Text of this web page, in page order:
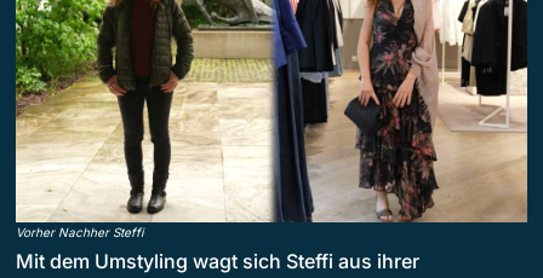
Vorher Nachher Steffi
Mit dem Umstyling wagt sich Steffi aus ihrer